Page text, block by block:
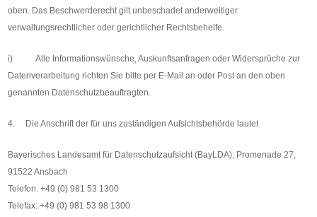
oben. Das Beschwerderecht gilt unbeschadet anderweitiger
verwaltungsrechtlicher oder gerichtlicher Rechtsbehelfe.
i) Alle Informationswünsche, Auskunftsanfragen oder Widersprüche zur
Datenverarbeitung richten Sie bitte per E-Mail an oder Post an den oben
genannten Datenschutzbeauftragten.
4. Die Anschrift der für uns zuständigen Aufsichtsbehörde lautet
Bayerisches Landesamt für Datenschutzaufsicht (BayLDA), Promenade 27,
91522 Ansbach
Telefon: +49 (0) 981 53 1300
Telefax: +49 (0) 981 53 98 1300